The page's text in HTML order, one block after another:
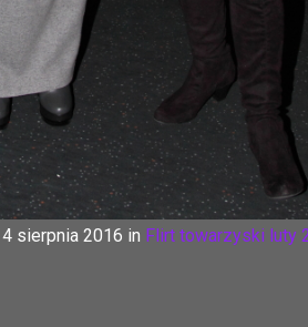
4 sierpnia 2016 in Flirt towarzyski luty